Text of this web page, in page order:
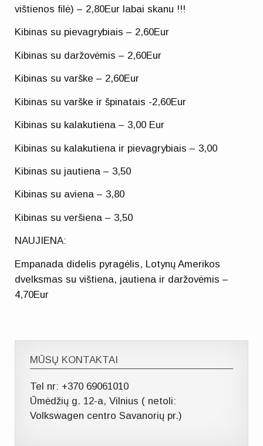
vištienos filė) – 2,80Eur labai skanu !!!
Kibinas su pievagrybiais – 2,60Eur
Kibinas su daržovėmis – 2,60Eur
Kibinas su varške – 2,60Eur
Kibinas su varške ir špinatais -2,60Eur
Kibinas su kalakutiena – 3,00 Eur
Kibinas su kalakutiena ir pievagrybiais – 3,00
Kibinas su jautiena – 3,50
Kibinas su aviena – 3,80
Kibinas su veršiena – 3,50
NAUJIENA:
Empanada didelis pyragėlis, Lotynų Amerikos
dvelksmas su vištiena, jautiena ir daržovėmis –
4,70Eur
MŪSŲ KONTAKTAI
Tel nr: +370 69061010
Ūmėdžių g. 12-a, Vilnius ( netoli:
Volkswagen centro Savanorių pr.)